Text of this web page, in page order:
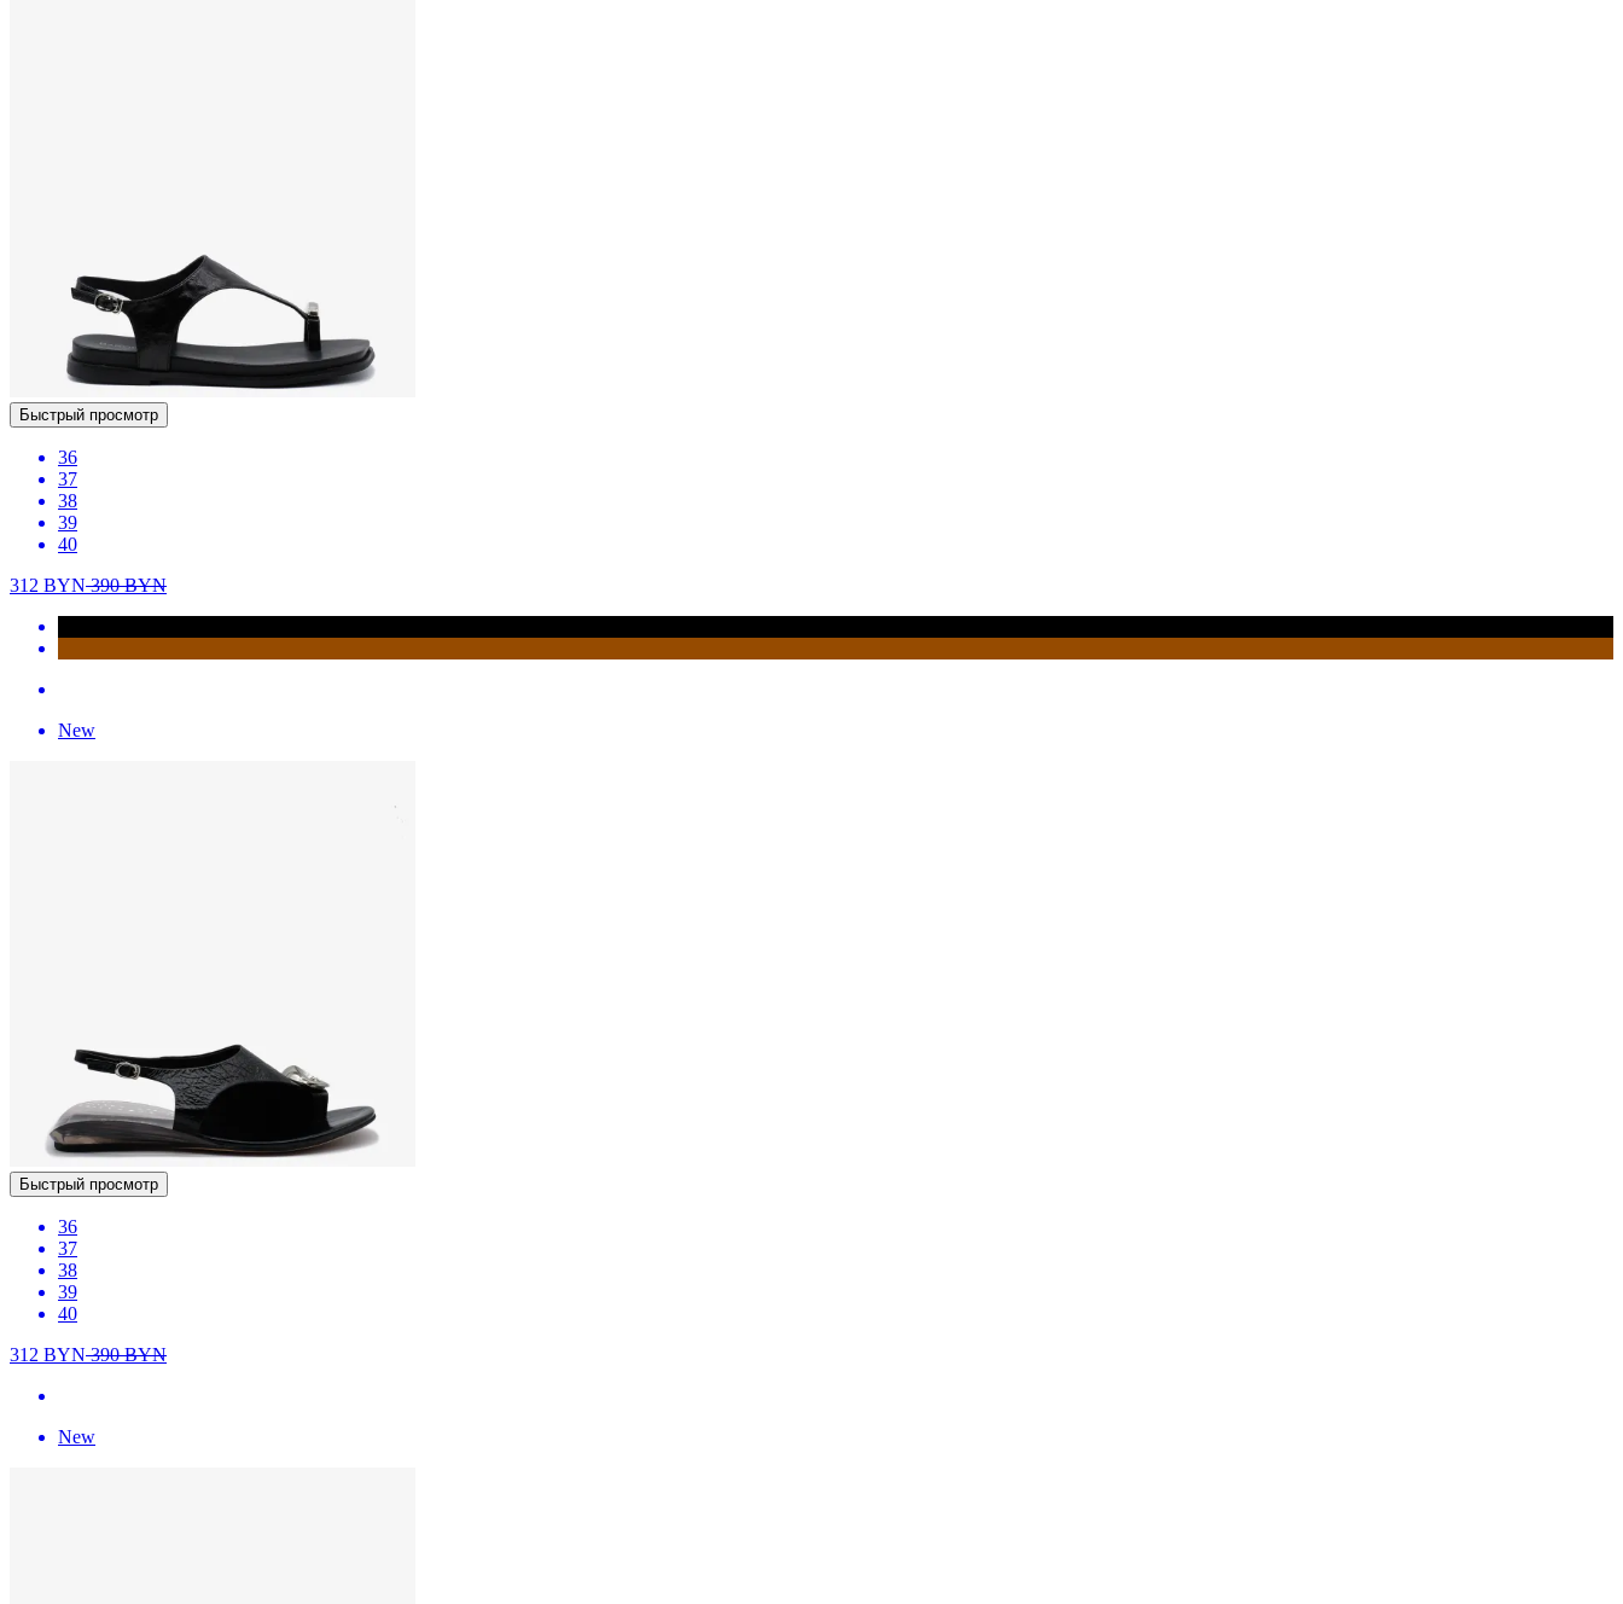
Быстрый просмотр
36
37
38
39
40
312 BYN390BYN
New
Быстрый просмотр
36
37
38
39
40
312 BYN390BYN
New